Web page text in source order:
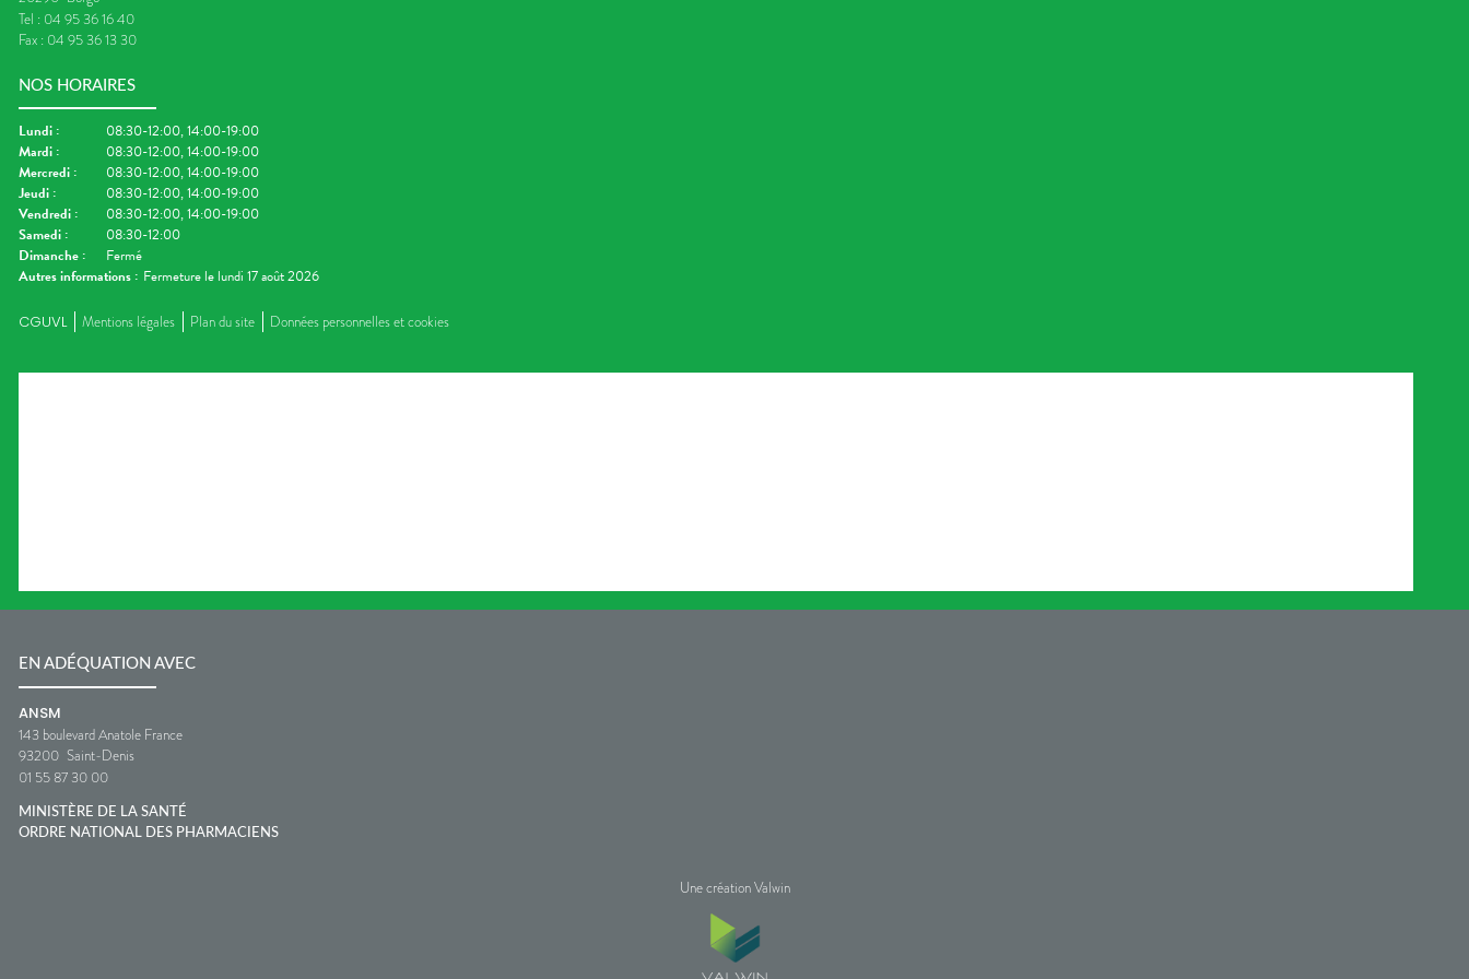
Tel : 04 95 36 16 40
Fax : 04 95 36 13 30
NOS HORAIRES
Lundi :
08:30-12:00, 14:00-19:00
Mardi :
08:30-12:00, 14:00-19:00
Mercredi :
08:30-12:00, 14:00-19:00
Jeudi :
08:30-12:00, 14:00-19:00
Vendredi :
08:30-12:00, 14:00-19:00
Samedi :
08:30-12:00
Dimanche :
Fermé
Autres informations : Fermeture le lundi 17 août 2026
CGUVL Mentions légales Plan du site Données personnelles et cookies
EN ADÉQUATION AVEC
ANSM
143 boulevard Anatole France
93200 Saint-Denis
01 55 87 30 00
MINISTÈRE DE LA SANTÉ
ORDRE NATIONAL DES PHARMACIENS
Une création Valwin